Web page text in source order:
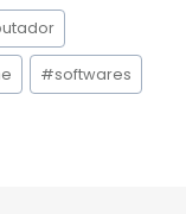
#softwares